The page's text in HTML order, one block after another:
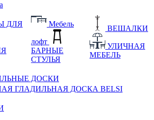
ДЛЯ Мебель
лофт
БАРНЫЕ
СТУЛЬЯ
ВЕШАЛКИ
УЛИЧНАЯ
МЕБЕЛЬ
ДОСКИ
ГЛАДИЛЬНАЯ ДОСКА BELSI